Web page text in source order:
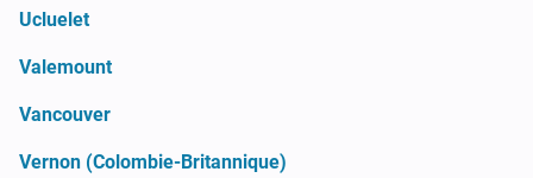
Ucluelet
Valemount
Vancouver
Vernon (Colombie-Britannique)